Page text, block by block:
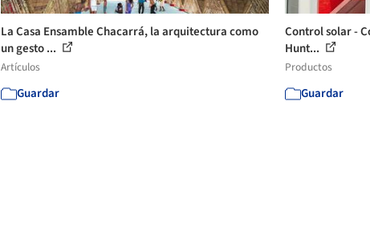
La Casa Ensamble Chacarrá, la arquitectura como
un gesto ...
Artículos
Guardar
Control solar -
Hunt...
Productos
Guardar